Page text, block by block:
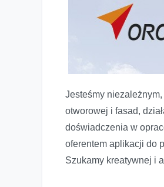
Jesteśmy
otworowej i fasad,
doświadczenia w
oferentem aplikacji do
Szukamy kreatywnej i